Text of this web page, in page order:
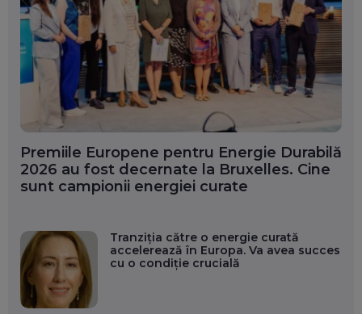
Premiile Europene pentru Energie Durabilă
2026 au fost decernate la Bruxelles. Cine
sunt campionii energiei curate
Tranziția către o energie curată
accelerează în Europa. Va avea succes
cu o condiție crucială